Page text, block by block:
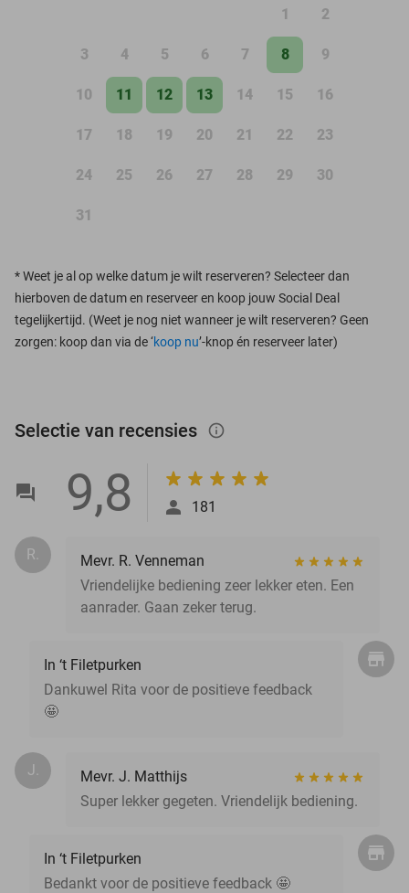
1 2
3 4 5 6 7 8 9
10 11 12 13 14 15 16
17 18 19 20 21 22 23
24 25 26 27 28 29 30
31
*Weet je al op welke datum je wilt reserveren? Selecteer dan
hierboven de datum en reserveer en koop jouw Social Deal
tegelijkertijd. (Weet je nog niet wanneer je wilt reserveren? Geen
zorgen: koop dan via de ‘koop nu’-knop én reserveer later)
Selectie van recensies info_outlined
9,8 181
R.
Mevr. R. Venneman
Vriendelijke bediening zeer lekker eten. Een
aanrader. Gaan zeker terug.
In ‘t Filetpurken
Dankuwel Rita voor de positieve feedback
🤩
J.
Mevr. J. Matthijs
Super lekker gegeten. Vriendelijk bediening.
In ‘t Filetpurken
Bedankt voor de positieve feedback 🤩